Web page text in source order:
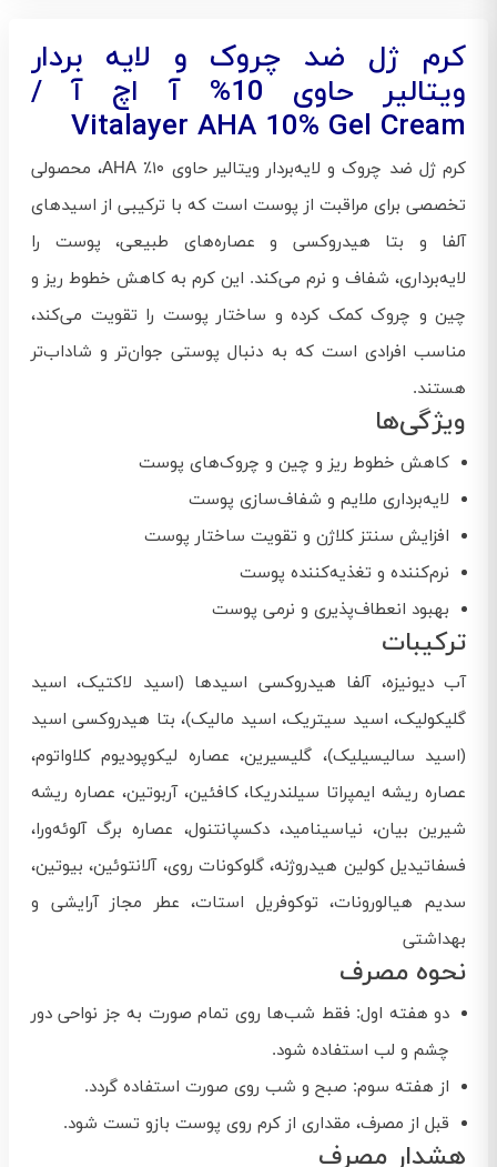
کرم ژل ضد چروک و لایه بردار
ویتالیر حاوی 10% آ اچ آ /
Vitalayer AHA 10% Gel Cream
کرم ژل ضد چروک و لایه‌بردار ویتالیر حاوی ۱۰٪ AHA، محصولی
تخصصی برای مراقبت از پوست است که با ترکیبی از اسیدهای
آلفا و بتا هیدروکسی و عصاره‌های طبیعی، پوست را
لایه‌برداری، شفاف و نرم می‌کند. این کرم به کاهش خطوط ریز و
چین و چروک کمک کرده و ساختار پوست را تقویت می‌کند،
مناسب افرادی است که به دنبال پوستی جوان‌تر و شاداب‌تر
هستند.
ویژگی‌ها
کاهش خطوط ریز و چین و چروک‌های پوست
لایه‌برداری ملایم و شفاف‌سازی پوست
افزایش سنتز کلاژن و تقویت ساختار پوست
نرم‌کننده و تغذیه‌کننده پوست
بهبود انعطاف‌پذیری و نرمی پوست
ترکیبات
آب دیونیزه، آلفا هیدروکسی اسیدها (اسید لاکتیک، اسید
گلیکولیک، اسید سیتریک، اسید مالیک)، بتا هیدروکسی اسید
(اسید سالیسیلیک)، گلیسیرین، عصاره لیکوپودیوم کلاواتوم،
عصاره ریشه ایمپراتا سیلندریکا، کافئین، آربوتین، عصاره ریشه
شیرین بیان، نیاسینامید، دکسپانتنول، عصاره برگ آلوئه‌ورا،
فسفاتیدیل کولین هیدروژنه، گلوکونات روی، آلانتوئین، بیوتین،
سدیم هیالورونات، توکوفریل استات، عطر مجاز آرایشی و
بهداشتی
نحوه مصرف
دو هفته اول: فقط شب‌ها روی تمام صورت به جز نواحی دور
چشم و لب استفاده شود.
از هفته سوم: صبح و شب روی صورت استفاده گردد.
قبل از مصرف، مقداری از کرم روی پوست بازو تست شود.
هشدار مصرف